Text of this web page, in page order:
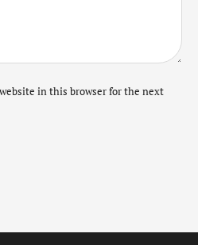
in this browser for the next